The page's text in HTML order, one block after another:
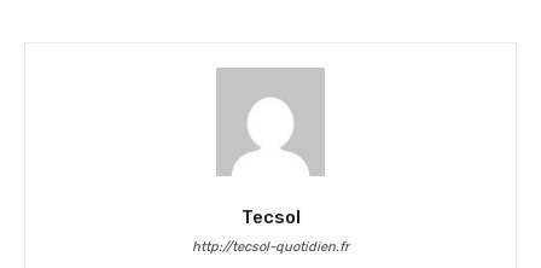
Tecsol
http://tecsol-quotidien.fr